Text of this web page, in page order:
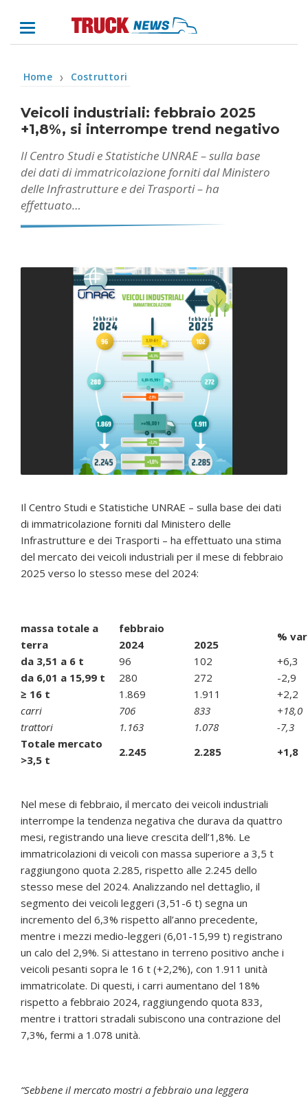
Home ❯ Costruttori
Veicoli industriali: febbraio 2025
+1,8%, si interrompe trend negativo
Il Centro Studi e Statistiche UNRAE – sulla base
dei dati di immatricolazione forniti dal Ministero
delle Infrastrutture e dei Trasporti – ha
effettuato…
Il Centro Studi e Statistiche UNRAE – sulla base dei dati
di immatricolazione forniti dal Ministero delle
Infrastrutture e dei Trasporti – ha effettuato una stima
del mercato dei veicoli industriali per il mese di febbraio
2025 verso lo stesso mese del 2024:
massa totale a
terra
febbraio
%
2024
2025
da 3,51 a 6 t
96 102
+6,3
da 6,01 a 15,99 t
280 272
-2,9
≥ 16 t
1.869 1.911
+2,2
carri
706 833
+18,0
trattori
1.163 1.078
-7,3
Totale mercato
>3,5 t
2.245 2.285 +1,8
Nel mese di febbraio, il mercato dei veicoli industriali
interrompe la tendenza negativa che durava da quattro
mesi, registrando una lieve crescita dell’1,8%. Le
immatricolazioni di veicoli con massa superiore a 3,5 t
raggiungono quota 2.285, rispetto alle 2.245 dello
stesso mese del 2024. Analizzando nel dettaglio, il
segmento dei veicoli leggeri (3,51-6 t) segna un
incremento del 6,3% rispetto all’anno precedente,
mentre i mezzi medio-leggeri (6,01-15,99 t) registrano
un calo del 2,9%. Si attestano in terreno positivo anche i
veicoli pesanti sopra le 16 t (+2,2%), con 1.911 unità
immatricolate. Di questi, i carri aumentano del 18%
rispetto a febbraio 2024, raggiungendo quota 833,
mentre i trattori stradali subiscono una contrazione del
7,3%, fermi a 1.078 unità.
“Sebbene il mercato mostri a febbraio una leggera